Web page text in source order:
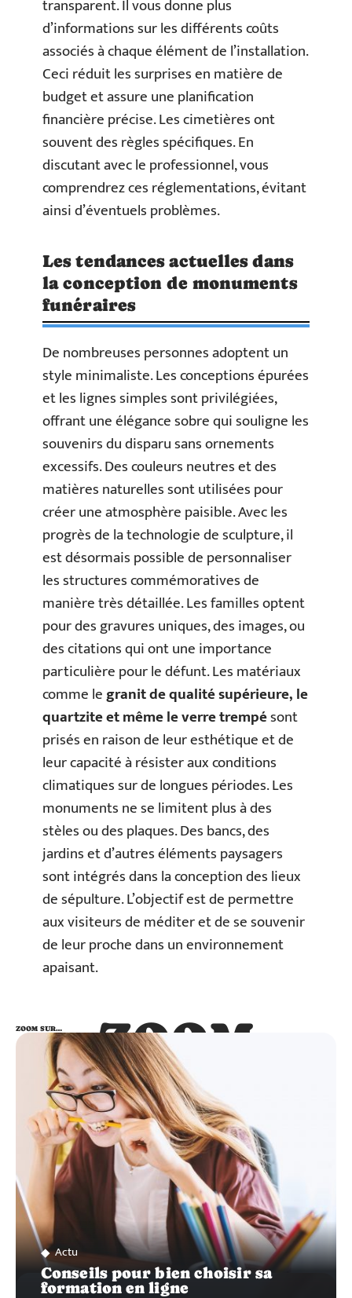
transparent. Il vous donne plus
d’informations sur les différents coûts
associés à chaque élément de l’installation.
Ceci réduit les surprises en matière de
budget et assure une planification
financière précise. Les cimetières ont
souvent des règles spécifiques. En
discutant avec le professionnel, vous
comprendrez ces réglementations, évitant
ainsi d’éventuels problèmes.
Les tendances actuelles dans
la conception de monuments
funéraires
De nombreuses personnes adoptent un
style minimaliste. Les conceptions épurées
et les lignes simples sont privilégiées,
offrant une élégance sobre qui souligne les
souvenirs du disparu sans ornements
excessifs. Des couleurs neutres et des
matières naturelles sont utilisées pour
créer une atmosphère paisible. Avec les
progrès de la technologie de sculpture, il
est désormais possible de personnaliser
les structures commémoratives de
manière très détaillée. Les familles optent
pour des gravures uniques, des images, ou
des citations qui ont une importance
particulière pour le défunt. Les matériaux
comme legranit de qualité supérieure, le
quartzite et même le verre trempésont
prisés en raison de leur esthétique et de
leur capacité à résister aux conditions
climatiques sur de longues périodes. Les
monuments ne se limitent plus à des
stèles ou des plaques. Des bancs, des
jardins et d’autres éléments paysagers
sont intégrés dans la conception des lieux
de sépulture. L’objectif est de permettre
aux visiteurs de méditer et de se souvenir
de leur proche dans un environnement
apaisant.
ZOOM
SUR…
ZOOM SUR…
Actu
Conseils pour bien choisir sa
formation en ligne